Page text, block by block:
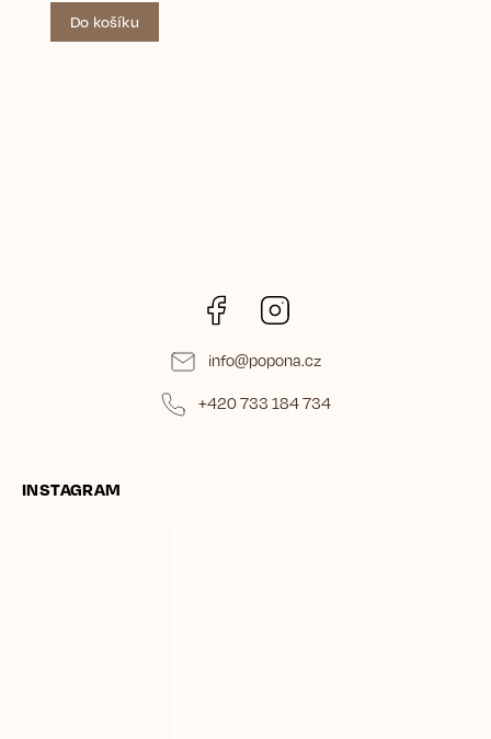
Do košíku
Facebook
info@popona.cz
+420 733 184 734
INSTAGRAM